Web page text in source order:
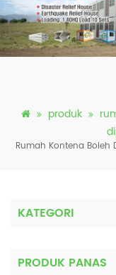
produk
Rumah Kontena Boleh
KATEGORI
PRODUK PANAS